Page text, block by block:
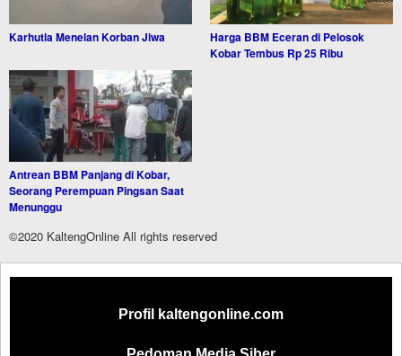
Karhutla Menelan Korban Jiwa
Harga BBM Eceran di Pelosok
Kobar Tembus Rp 25 Ribu
Antrean BBM Panjang di Kobar,
Seorang Perempuan Pingsan Saat
Menunggu
©2020 KaltengOnline All rights reserved
Profil kaltengonline.com